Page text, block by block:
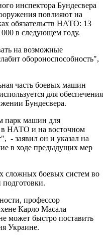
инспектора Бундесвера
повлияют на
обязательств НАТО: 13
в следующем году.
на возможные
обороноспособность",
часть боевых машин
для обеспечения
Бундесвера.
парк машин для
в НАТО и на восточном
заявил он и указал на
в ходе предыдущих мер
сложных боевых систем во
подготовки.
профессор
Карло Масала
может быстро поставить
Украине.